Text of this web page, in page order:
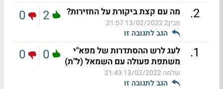
2
. מה עם קצת ביקורת על החזירות?
מבין2 13/02/2022 21:57
הגב לתגובה זו
2
0
1
.
לעג לרש ההסתדרות של מפא"י
משתפת פעולה עם השמאל (ל"ת)
שלמה13/02/2022 21:43
הגב לתגובה זו
0
0